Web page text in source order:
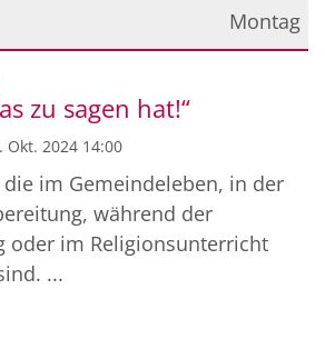
Montag
2024
zu sagen hat!“
Okt. 2024 14:00
die im Gemeindeleben, in der
während der
oder im Religionsunterricht
...